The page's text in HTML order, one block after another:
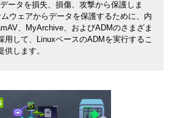
ータを損失、損傷、攻撃から保護しま
ウェアからデータを保護するために、内
、MyArchive、およびADMのさまざま
用して、LinuxベースのADMを実行するこ
供します。